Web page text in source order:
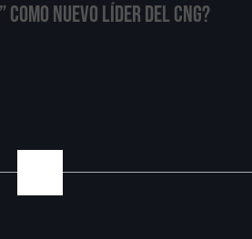
como nuevo líder del CNG?